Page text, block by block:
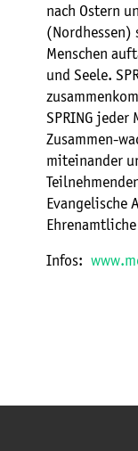
nach Ostern
(Nordhessen)
Menschen
und Seele.
SPRING jeder
Zusammen-
miteinander
Evangelische
Infos: